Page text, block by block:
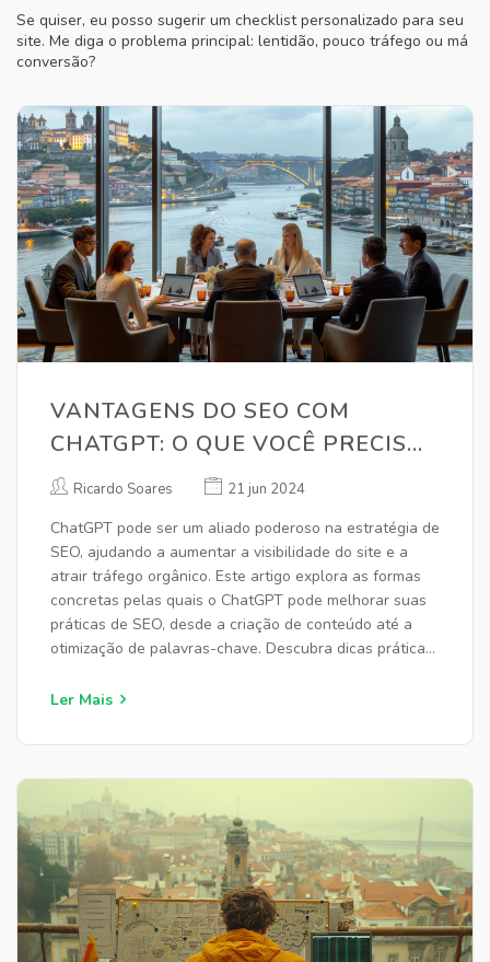
Se quiser, eu posso sugerir um checklist personalizado para seu
site. Me diga o problema principal: lentidão, pouco tráfego ou má
conversão?
VANTAGENS DO SEO COM
CHATGPT: O QUE VOCÊ PRECISA
SABER
Ricardo Soares 21 jun 2024
ChatGPT pode ser um aliado poderoso na estratégia de
SEO, ajudando a aumentar a visibilidade do site e a
atrair tráfego orgânico. Este artigo explora as formas
concretas pelas quais o ChatGPT pode melhorar suas
práticas de SEO, desde a criação de conteúdo até a
otimização de palavras-chave. Descubra dicas práticas
abordagem de marketing digital.
Ler Mais